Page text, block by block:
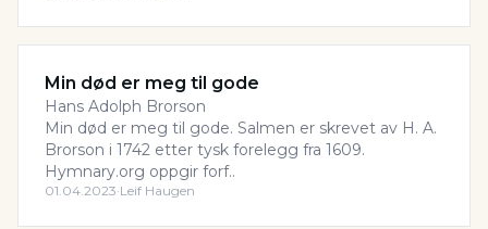
Min død er meg til gode
Hans Adolph Brorson
Min død er meg til gode. Salmen er skrevet av H. A.
Brorson i 1742 etter tysk forelegg fra 1609.
Hymnary.org oppgir forf..
01.04.2023·Leif Haugen